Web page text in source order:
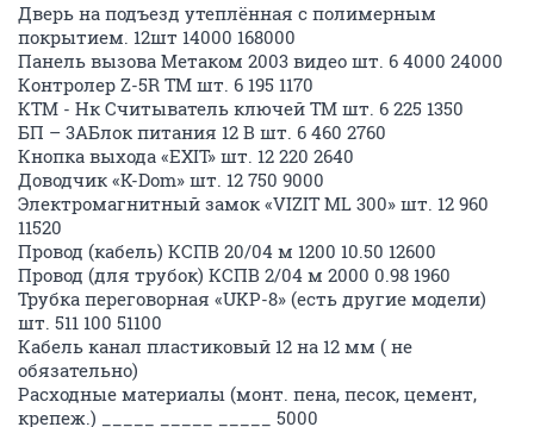
Дверь на подъезд утеплённая с полимерным
покрытием. 12шт 14000 168000
Панель вызова Метаком 2003 видео шт. 6 4000 24000
Контролер Z-5R ТМ шт. 6 195 1170
КТМ - Нк Считыватель ключей ТМ шт. 6 225 1350
БП – 3АБлок питания 12 В шт. 6 460 2760
Кнопка выхода «EXIT» шт. 12 220 2640
Доводчик «K-Dom» шт. 12 750 9000
Электромагнитный замок «VIZIT ML 300» шт. 12 960
11520
Провод (кабель) КСПВ 20/04 м 1200 10.50 12600
Провод (для трубок) КСПВ 2/04 м 2000 0.98 1960
Трубка переговорная «UKP-8» (есть другие модели)
шт. 511 100 51100
Кабель канал пластиковый 12 на 12 мм ( не
обязательно)
Расходные материалы (монт. пена, песок, цемент,
крепеж.) _____ _____ _____ 5000